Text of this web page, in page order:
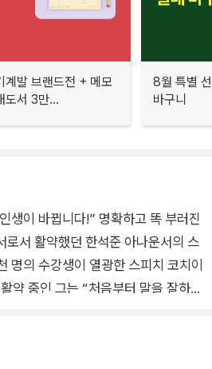
계발 브랜드전 + 메모
도서 3만...
8월 특별
바구니
생이 바뀝니다!” 명확하고 똑 부러진
로서 활약했던 한석준 아나운서의 스
명의 수강생이 열광한 스피치 코치이
약 중인 그는 “처음부터 말을 잘하는
준의 말하기 수업》을 펴냈다.